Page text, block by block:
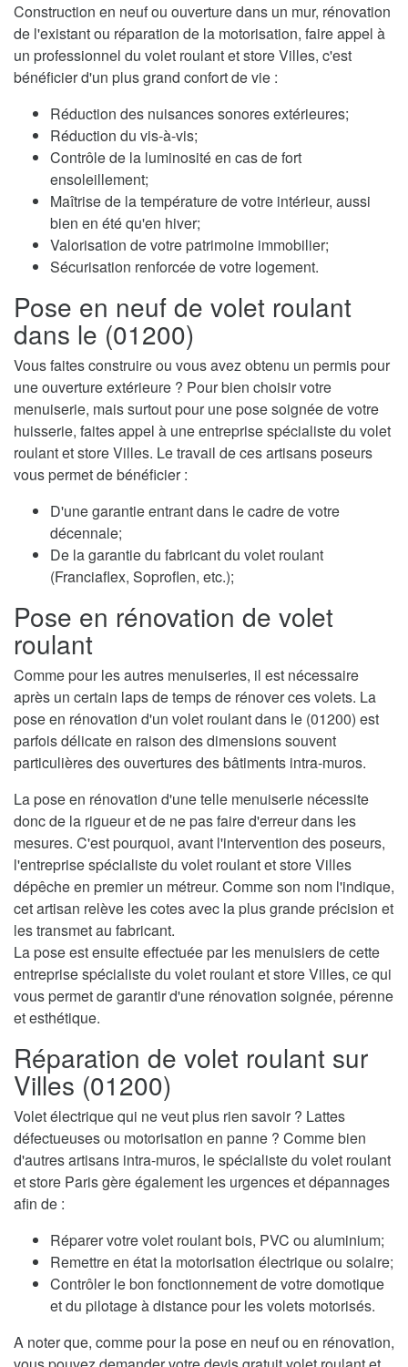
Construction en neuf ou ouverture dans un mur, rénovation
de l'existant ou réparation de la motorisation, faire appel à
un professionnel du volet roulant et store Villes, c'est
bénéficier d'un plus grand confort de vie :
Réduction des nuisances sonores extérieures;
Réduction du vis-à-vis;
Contrôle de la luminosité en cas de fort
ensoleillement;
Maîtrise de la température de votre intérieur, aussi
bien en été qu'en hiver;
Valorisation de votre patrimoine immobilier;
Sécurisation renforcée de votre logement.
Pose en neuf de volet roulant
dans le (01200)
Vous faites construire ou vous avez obtenu un permis pour
une ouverture extérieure ? Pour bien choisir votre
menuiserie, mais surtout pour une pose soignée de votre
huisserie, faites appel à une entreprise spécialiste du volet
roulant et store Villes. Le travail de ces artisans poseurs
vous permet de bénéficier :
D'une garantie entrant dans le cadre de votre
décennale;
De la garantie du fabricant du volet roulant
(Franciaflex, Soproflen, etc.);
Pose en rénovation de volet
roulant
Comme pour les autres menuiseries, il est nécessaire
après un certain laps de temps de rénover ces volets. La
pose en rénovation d'un volet roulant dans le (01200) est
parfois délicate en raison des dimensions souvent
particulières des ouvertures des bâtiments intra-muros.
La pose en rénovation d'une telle menuiserie nécessite
donc de la rigueur et de ne pas faire d'erreur dans les
mesures. C'est pourquoi, avant l'intervention des poseurs,
l'entreprise spécialiste du volet roulant et store Villes
dépêche en premier un métreur. Comme son nom l'indique,
cet artisan relève les cotes avec la plus grande précision et
les transmet au fabricant.
La pose est ensuite effectuée par les menuisiers de cette
entreprise spécialiste du volet roulant et store Villes, ce qui
vous permet de garantir d'une rénovation soignée, pérenne
et esthétique.
Réparation de volet roulant sur
Villes (01200)
Volet électrique qui ne veut plus rien savoir ? Lattes
défectueuses ou motorisation en panne ? Comme bien
d'autres artisans intra-muros, le spécialiste du volet roulant
et store Paris gère également les urgences et dépannages
afin de :
Réparer votre volet roulant bois, PVC ou aluminium;
Remettre en état la motorisation électrique ou solaire;
Contrôler le bon fonctionnement de votre domotique
et du pilotage à distance pour les volets motorisés.
A noter que, comme pour la pose en neuf ou en rénovation,